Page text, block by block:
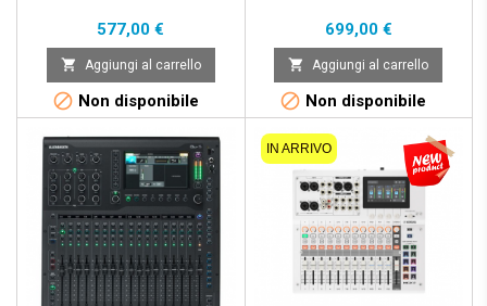
Prezzo
577,00 €
 Aggiungi al carrello
 Non disponibile
Prezzo
699,00 €
 Aggiungi al carrello
 Non disponibile
IN ARRIVO